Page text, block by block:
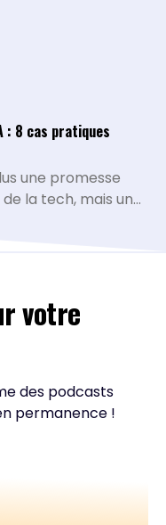
: 8 cas pratiques
une promesse
la tech, mais une
À travers
de référence ont
vous de leurs
transition.
votre
des podcasts
permanence !